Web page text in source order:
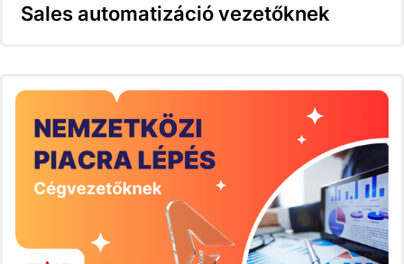
Sales automatizáció vezetőknek